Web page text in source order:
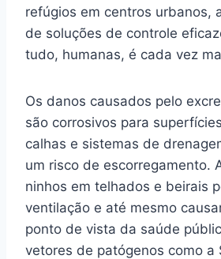
refúgios em centros urbanos,
de soluções de controle
tudo, humanas, é cada vez
Os danos causados pelo
são corrosivos para
calhas e sistemas de
um risco de escorregamento.
ninhos em telhados e beirais
ventilação e até mesmo
ponto de vista da saúde
vetores de patógenos como a